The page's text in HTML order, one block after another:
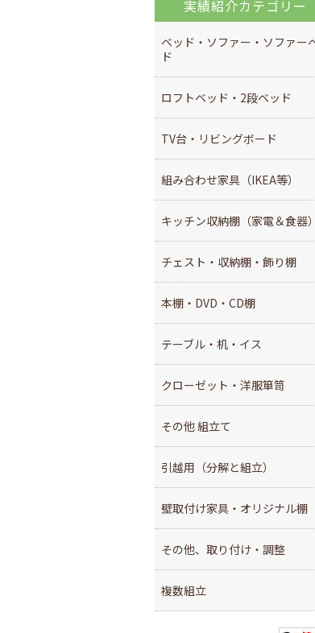
実績紹介カテゴリー
ベッド・ソファー・ソファー
ド
ロフトベッド・2段ベッド
TV台・リビングボード
組み合わせ家具（IKEA等）
キッチン収納棚（家電＆食器）
チェスト・収納棚・飾り棚
本棚・DVD・CD棚
テーブル・机・イス
クローゼット・洋服箪笥
その他 組立て
引越用（分解と組立）
壁取付け家具・オリジナル棚
その他、取り付け・調整
複数組立